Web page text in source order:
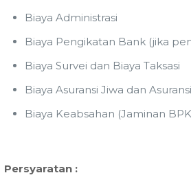
Biaya Administrasi
Biaya Pengikatan Bank (jika
Biaya Survei dan Biaya Taksasi
Biaya Asuransi Jiwa dan
Biaya Keabsahan (Jaminan
Persyaratan :